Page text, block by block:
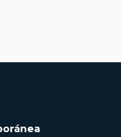
con colores similares y